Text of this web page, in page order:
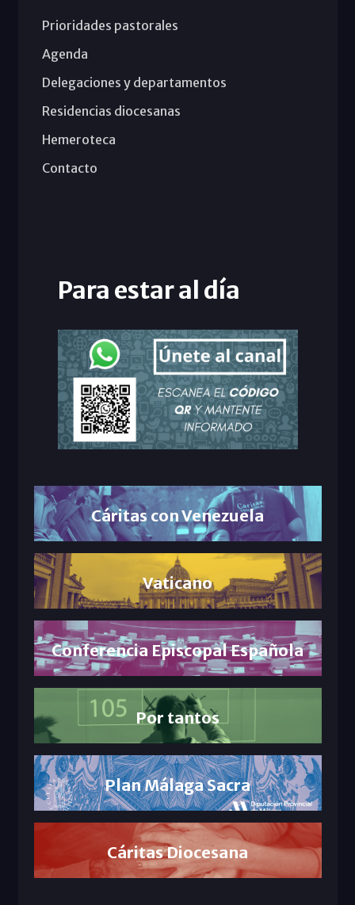
Prioridades pastorales
Agenda
Delegaciones y departamentos
Residencias diocesanas
Hemeroteca
Contacto
Para estar al día
Cáritas con Venezuela
Vaticano
Conferencia Episcopal Española
Por tantos
Plan Málaga Sacra
Cáritas Diocesana